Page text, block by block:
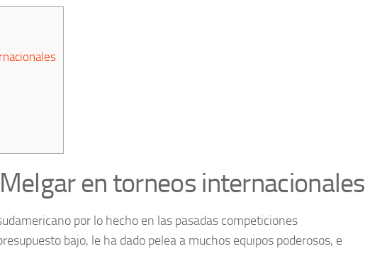
en torneos internacionales
por lo hecho en las pasadas competiciones
bajo, le ha dado pelea a muchos equipos poderosos, e